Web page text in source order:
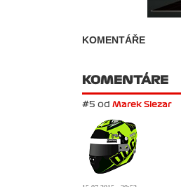
KOMENTÁŘE
KOMENTÁRE
#5 od Marek Slezar